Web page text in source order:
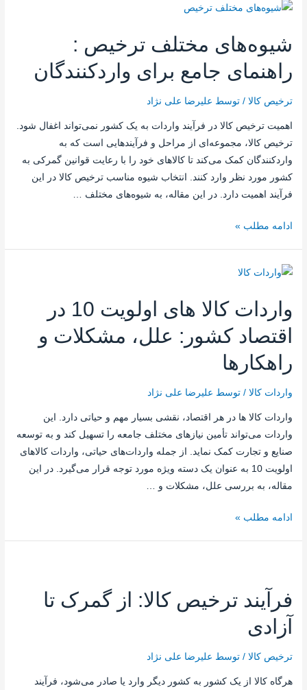
شیوه‌های مختلف ترخیص :
راهنمای جامع برای واردکنندگان
ترخیص کالا / توسط علیرضا علی نژاد
اهمیت ترخیص کالا در فرآیند واردات به یک کشور نمی‌تواند اغفال شود.
ترخیص کالا، مجموعه‌ای از مراحل و فرآیندهایی است که به
واردکنندگان کمک می‌کند تا کالاهای خود را با رعایت قوانین گمرکی به
کشور مورد نظر وارد کنند. انتخاب شیوه مناسب ترخیص کالا در این
فرآیند اهمیت دارد. در این مقاله، به شیوه‌های مختلف …
ادامه مطلب »
واردات کالا های اولویت 10 در
اقتصاد کشور: علل، مشکلات و
راهکارها
واردات کالا / توسط علیرضا علی نژاد
واردات کالا ها در هر اقتصاد، نقشی بسیار مهم و حیاتی دارد. این
واردات می‌تواند تأمین نیازهای مختلف جامعه را تسهیل کند و به توسعه
صنایع و تجارت کمک نماید. از جمله واردات‌های حیاتی، واردات کالاهای
اولویت 10 به عنوان یک دسته ویژه مورد توجه قرار می‌گیرد. در این
مقاله، به بررسی علل، مشکلات و …
ادامه مطلب »
فرآیند ترخیص کالا: از گمرک تا
آزادی
ترخیص کالا / توسط علیرضا علی نژاد
هرگاه کالا از یک کشور به کشور دیگر وارد یا صادر می‌شود، فرآیند